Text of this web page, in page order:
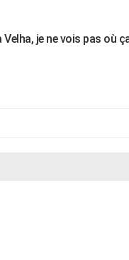
je ne vois pas où